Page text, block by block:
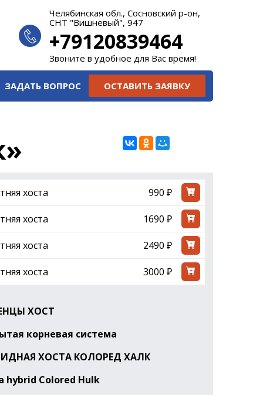
Челябинская обл., Сосновский р-он,
СНТ "Вишневый", 947
+79120839464
Звоните в удобное для Вас время!
ЗАДАТЬ ВОПРОС ОСТАВИТЬ ЗАЯВКУ
хоста 990 ₽
хоста 1690 ₽
хоста 2490 ₽
хоста 3000 ₽
ХОСТ
корневая система
ХОСТА КОЛОРЕД ХАЛК
hybrid Colored Hulk